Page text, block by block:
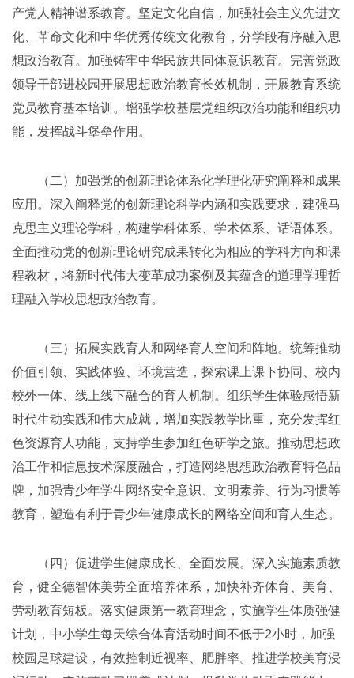
产党人精神谱系教育。坚定文化自信，加强社会主义先进文
化、革命文化和中华优秀传统文化教育，分学段有序融入思
想政治教育。加强铸牢中华民族共同体意识教育。完善党政
领导干部进校园开展思想政治教育长效机制，开展教育系统
党员教育基本培训。增强学校基层党组织政治功能和组织功
能，发挥战斗堡垒作用。
（二）加强党的创新理论体系化学理化研究阐释和成果
应用。深入阐释党的创新理论科学内涵和实践要求，建强马
克思主义理论学科，构建学科体系、学术体系、话语体系。
全面推动党的创新理论研究成果转化为相应的学科方向和课
程教材，将新时代伟大变革成功案例及其蕴含的道理学理哲
理融入学校思想政治教育。
（三）拓展实践育人和网络育人空间和阵地。统筹推动
价值引领、实践体验、环境营造，探索课上课下协同、校内
校外一体、线上线下融合的育人机制。组织学生体验感悟新
时代生动实践和伟大成就，增加实践教学比重，充分发挥红
色资源育人功能，支持学生参加红色研学之旅。推动思想政
治工作和信息技术深度融合，打造网络思想政治教育特色品
牌，加强青少年学生网络安全意识、文明素养、行为习惯等
教育，塑造有利于青少年健康成长的网络空间和育人生态。
（四）促进学生健康成长、全面发展。深入实施素质教
育，健全德智体美劳全面培养体系，加快补齐体育、美育、
劳动教育短板。落实健康第一教育理念，实施学生体质强健
计划，中小学生每天综合体育活动时间不低于2小时，加强
校园足球建设，有效控制近视率、肥胖率。推进学校美育浸